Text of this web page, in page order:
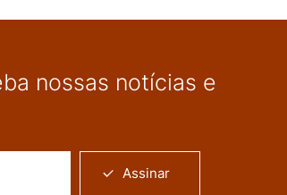
nossas notícias e
Assinar